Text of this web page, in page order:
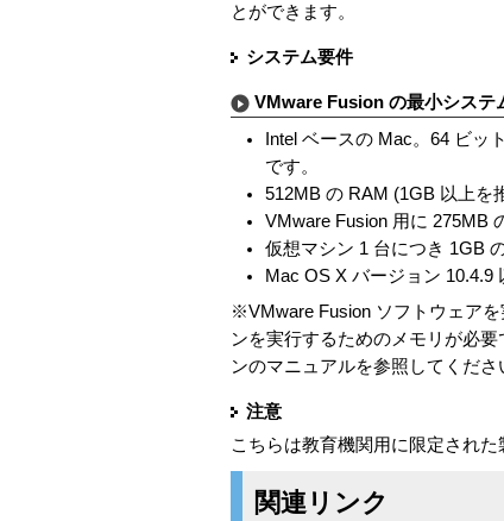
とができます。
システム要件
VMware Fusion の最小システ
Intel ベースの Mac。64 ビッ
です。
512MB の RAM (1GB 以上を
VMware Fusion 用に 275MB
仮想マシン 1 台につき 1GB
Mac OS X バージョン 10.4.9
※VMware Fusion ソフトウェア
ンを実行するためのメモリが必
ンのマニュアルを参照してくださ
注意
こちらは教育機関用に限定された
関連リンク